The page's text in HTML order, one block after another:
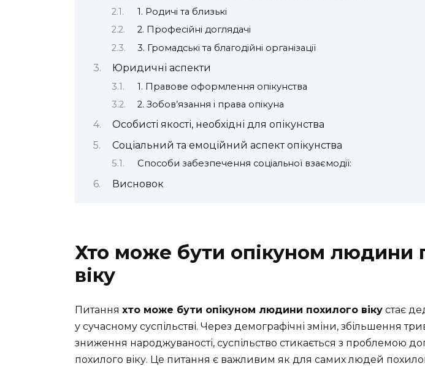
1. Родичі та близькі
2. Професійні доглядачі
3. Громадські та благодійні організації
Юридичні аспекти
1. Правове оформлення опікунства
2. Зобов’язання і права опікуна
Особисті якості, необхідні для опікунства
Соціальний та емоційний аспект опікунства
Способи забезпечення соціальної взаємодії:
Висновок
Хто може бути опікуном людини
віку
Питання хто може бути опікуном людини похилого віку стає
у сучасному суспільстві. Через демографічні зміни, збільшення
зниження народжуваності, суспільство стикається з проблемою
похилого віку. Це питання є важливим як для самих людей